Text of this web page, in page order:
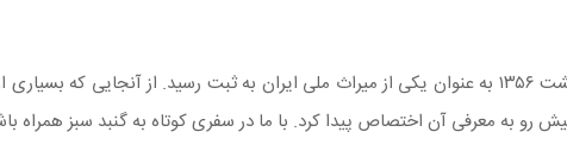
گنبد سبز مشهد در تاریخ ۵ اردیبهشت ۱۳۵۶ به عنوان یکی از میراث ملی ایران به ثبت رسید. از
رو به معرفی آن اختصاص پیدا کرد. با ما در سفری کوتاه به گنبد سبز همراه